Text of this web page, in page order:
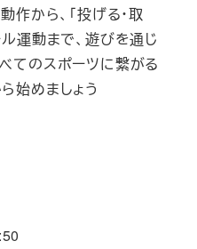
作から、「投げる・取
ル運動まで、遊びを通じ
てのスポーツに繋がる
始めましょう